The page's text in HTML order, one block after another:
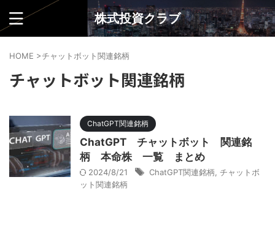
株式投資クラブ
HOME >チャットボット関連銘柄
チャットボット関連銘柄
ChatGPT関連銘柄
ChatGPT チャットボット 関連銘
柄 本命株 一覧 まとめ
2024/8/21 ChatGPT関連銘柄 チャットボ
ット関連銘柄